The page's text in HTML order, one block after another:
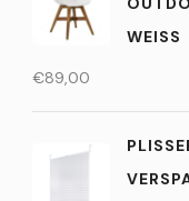
WEISS
€89,00